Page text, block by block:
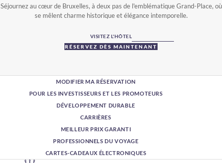
Séjournez au cœur de Bruxelles, à deux pas de l'emblématique Grand-Place, où
se mêlent charme historique et élégance intemporelle.
VISITEZ L'HÔTEL
RÉSERVEZ DÈS MAINTENANT
MODIFIER MA RÉSERVATION
POUR LES INVESTISSEURS ET LES PROMOTEURS
DÉVELOPPEMENT DURABLE
CARRIÈRES
MEILLEUR PRIX GARANTI
PROFESSIONNELS DU VOYAGE
CARTES-CADEAUX ÉLECTRONIQUES